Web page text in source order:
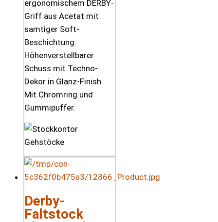
ergonomischem DERBY-
Griff aus Acetat mit
samtiger Soft-
Beschichtung.
Höhenverstellbarer
Schuss mit Techno-
Dekor in Glanz-Finish.
Mit Chromring und
Gummipuffer.
Derby-
Faltstock